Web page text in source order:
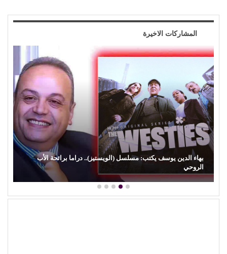
المشاركات الاخيرة
كمال زغلول يكتب: البنية الثقافية والإبداع الشعبي (29).. (السيرة
الهلالية) وآفة…